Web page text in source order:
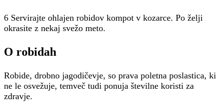
6 Servirajte ohlajen robidov kompot v kozarce. Po želji
okrasite z nekaj svežo meto.
O robidah
Robide, drobno jagodičevje, so prava poletna poslastica, ki
ne le osvežuje, temveč tudi ponuja številne koristi za
zdravje.